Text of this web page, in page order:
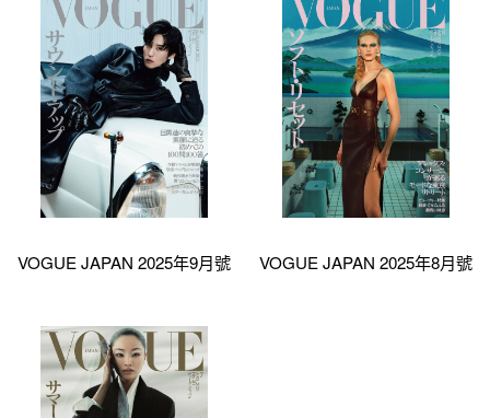
VOGUE JAPAN 2025年9月號 VOGUE JAPAN 2025年8月號